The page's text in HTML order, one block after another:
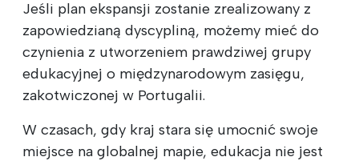
Jeśli plan ekspansji zostanie zrealizowany z
zapowiedzianą dyscypliną, możemy mieć do
czynienia z utworzeniem prawdziwej grupy
edukacyjnej o międzynarodowym zasięgu,
zakotwiczonej w Portugalii.
W czasach, gdy kraj stara się umocnić swoje
miejsce na globalnej mapie, edukacja nie jest